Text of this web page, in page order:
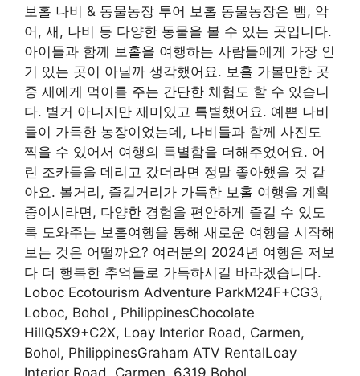
보홀 나비 & 동물농장 투어 보홀 동물농장은 뱀, 악
어, 새, 나비 등 다양한 동물을 볼 수 있는 곳입니다.
아이들과 함께 보홀을 여행하는 사람들에게 가장 인
기 있는 곳이 아닐까 생각했어요. 보홀 가볼만한 곳
중 새에게 먹이를 주는 간단한 체험도 할 수 있습니
다. 별거 아니지만 재미있고 특별했어요. 예쁜 나비
들이 가득한 농장이었는데, 나비들과 함께 사진도
찍을 수 있어서 여행의 특별함을 더해주었어요. 어
린 조카들을 데리고 갔더라면 정말 좋아했을 것 같
아요. 볼거리, 즐길거리가 가득한 보홀 여행을 계획
중이시라면, 다양한 경험을 편안하게 즐길 수 있도
록 도와주는 보홀여행을 통해 새로운 여행을 시작해
보는 것은 어떨까요? 여러분의 2024년 여행은 저보
다 더 행복한 추억들로 가득하시길 바라겠습니다.
Loboc Ecotourism Adventure ParkM24F+CG3,
Loboc, Bohol , PhilippinesChocolate
HillQ5X9+C2X, Loay Interior Road, Carmen,
Bohol, PhilippinesGraham ATV RentalLoay
Interior Road, Carmen, 6319 Bohol,